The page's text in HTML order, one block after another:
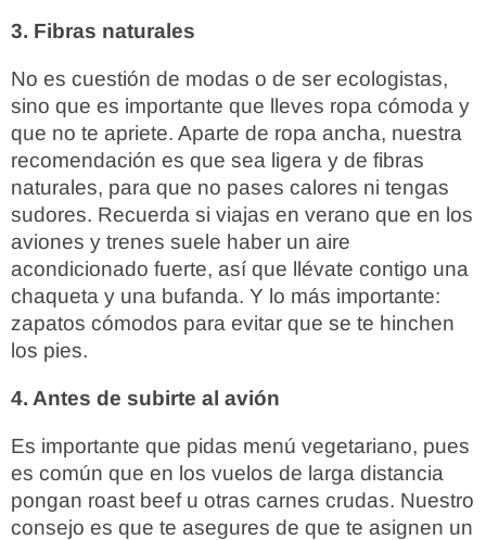
3. Fibras naturales
No es cuestión de modas o de ser ecologistas,
sino que es importante que lleves ropa cómoda y
que no te apriete. Aparte de ropa ancha, nuestra
recomendación es que sea ligera y de fibras
naturales, para que no pases calores ni tengas
sudores. Recuerda si viajas en verano que en los
aviones y trenes suele haber un aire
acondicionado fuerte, así que llévate contigo una
chaqueta y una bufanda. Y lo más importante:
zapatos cómodos para evitar que se te hinchen
los pies.
4. Antes de subirte al avión
Es importante que pidas menú vegetariano, pues
es común que en los vuelos de larga distancia
pongan roast beef u otras carnes crudas. Nuestro
consejo es que te asegures de que te asignen un